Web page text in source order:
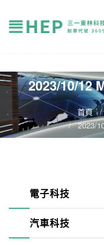
2023/10/12
首頁
2023/
電子科技
汽車科技